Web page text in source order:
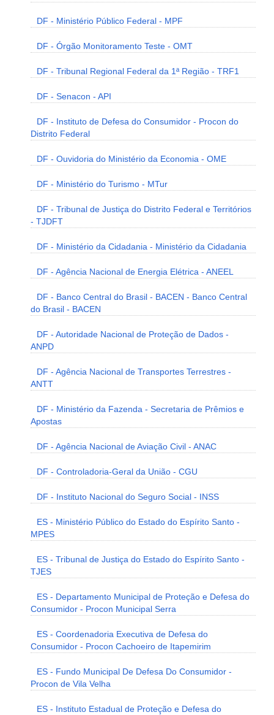
DF - Ministério Público Federal - MPF
DF - Órgão Monitoramento Teste - OMT
DF - Tribunal Regional Federal da 1ª Região - TRF1
DF - Senacon - API
DF - Instituto de Defesa do Consumidor - Procon do
Distrito Federal
DF - Ouvidoria do Ministério da Economia - OME
DF - Ministério do Turismo - MTur
DF - Tribunal de Justiça do Distrito Federal e Territórios
- TJDFT
DF - Ministério da Cidadania - Ministério da Cidadania
DF - Agência Nacional de Energia Elétrica - ANEEL
DF - Banco Central do Brasil - BACEN - Banco Central
do Brasil - BACEN
DF - Autoridade Nacional de Proteção de Dados -
ANPD
DF - Agência Nacional de Transportes Terrestres -
ANTT
DF - Ministério da Fazenda - Secretaria de Prêmios e
Apostas
DF - Agência Nacional de Aviação Civil - ANAC
DF - Controladoria-Geral da União - CGU
DF - Instituto Nacional do Seguro Social - INSS
ES - Ministério Público do Estado do Espírito Santo -
MPES
ES - Tribunal de Justiça do Estado do Espírito Santo -
TJES
ES - Departamento Municipal de Proteção e Defesa do
Consumidor - Procon Municipal Serra
ES - Coordenadoria Executiva de Defesa do
Consumidor - Procon Cachoeiro de Itapemirim
ES - Fundo Municipal De Defesa Do Consumidor -
Procon de Vila Velha
ES - Instituto Estadual de Proteção e Defesa do